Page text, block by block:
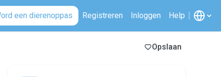
een dierenoppas Registreren Inloggen Help
Opslaan